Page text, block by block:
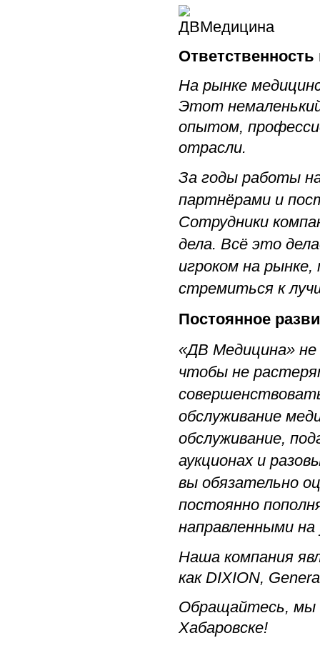
На рынке
Этот
опытом,
отрасли.
За годы работы
партнёрами и
Сотрудники
дела. Всё это
игроком на
стремиться к
Постоянное
«ДВ Медицина»
чтобы не
обслуживание
обслуживание,
аукционах и
вы обязательно
постоянно
направленными
Наша компания
как DIXION,
Обращайтесь, мы
Хабаровске!